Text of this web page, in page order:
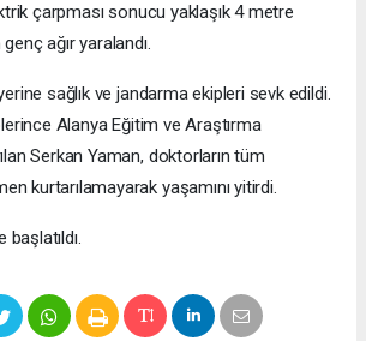
çarpması sonucu yaklaşık 4 metre
ağır yaralandı.
sağlık ve jandarma ekipleri sevk edildi.
Alanya Eğitim ve Araştırma
Serkan Yaman, doktorların tüm
kurtarılamayarak yaşamını yitirdi.